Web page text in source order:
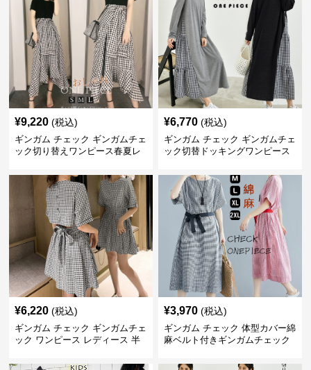
¥9,220 (税込)
ギンガム チェック ギンガムチェ
ック切り替えワンピース春夏レ
¥6,770 (税込)
ギンガム チェック ギンガムチェ
ック切替ドッキングワンピース
¥6,220 (税込)
ギンガム チェック ギンガムチェ
ック ワンピース レディース 半
¥3,970 (税込)
ギンガム チェック 体型カバー綿
麻ベルト付きギンガムチェック